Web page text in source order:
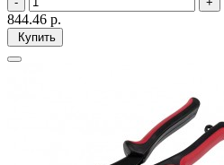
844.46 р.
Купить